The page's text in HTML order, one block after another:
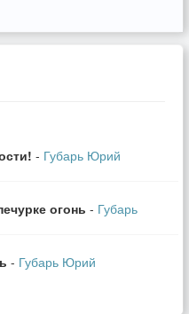
- Губарь Юрий
огонь - Губарь
- Губарь Юрий